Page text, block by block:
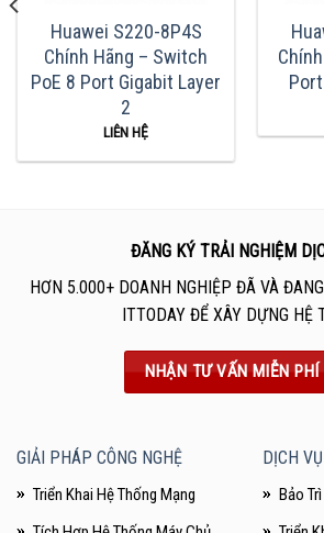
Huawei S220-8P4S
Chính Hãng – Switch
PoE 8 Port Gigabit Layer
2
LIÊN HỆ
ĐĂNG KÝ TRẢI NGHIỆM
HƠN 5.000+ DOANH NGHIỆP ĐÃ VÀ
ITTODAY ĐỂ XÂY DỰNG HỆ
NHẬN TƯ VẤN MIỄN PHÍ
GIẢI PHÁP CÔNG NGHỆ
Triển Khai Hệ Thống Mạng
DỊCH
Bảo